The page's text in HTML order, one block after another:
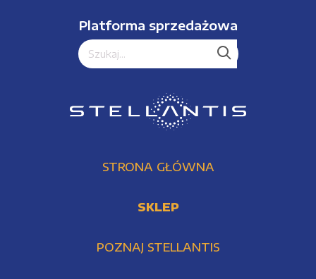
Platforma sprzedażowa
STRONA GŁÓWNA
SKLEP
POZNAJ STELLANTIS